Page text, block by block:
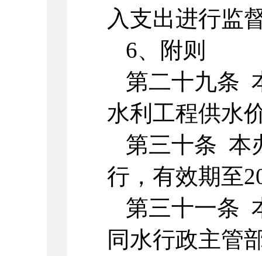
入支出进行监
6、附则
第二十九条
水利工程供水
第三十条 本
行，有效期至
第三十一条
同水行政主管